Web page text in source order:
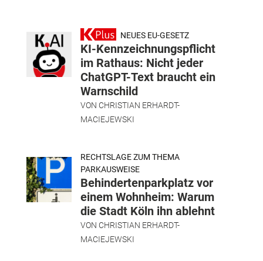
NEUES EU-GESETZ
KI-Kennzeichnungspflicht
im Rathaus: Nicht jeder
ChatGPT-Text braucht ein
Warnschild
VON CHRISTIAN ERHARDT-
MACIEJEWSKI
RECHTSLAGE ZUM THEMA
PARKAUSWEISE
Behindertenparkplatz vor
einem Wohnheim: Warum
die Stadt Köln ihn ablehnt
VON CHRISTIAN ERHARDT-
MACIEJEWSKI